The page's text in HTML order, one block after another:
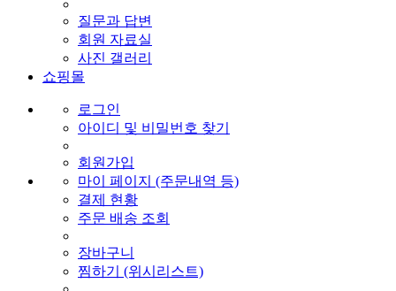
질문과 답변
회원 자료실
사진 갤러리
쇼핑몰
로그인
아이디 및 비밀번호 찾기
회원가입
마이 페이지 (주문내역 등)
결제 현황
주문 배송 조회
장바구니
찜하기 (위시리스트)